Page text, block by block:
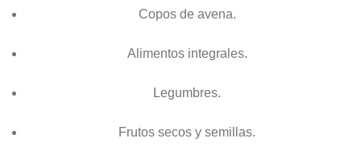
Copos de avena.
Alimentos integrales.
Legumbres.
Frutos secos y semillas.